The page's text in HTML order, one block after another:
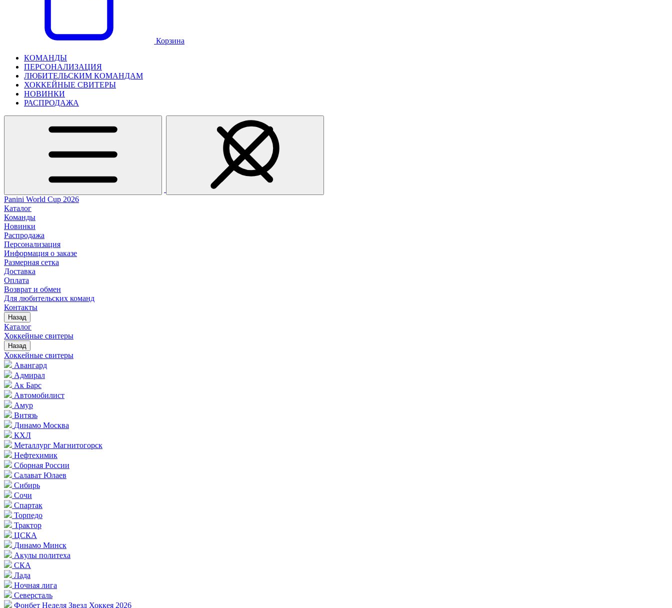
Корзина
КОМАНДЫ
ПЕРСОНАЛИЗАЦИЯ
ЛЮБИТЕЛЬСКИМ КОМАНДАМ
ХОККЕЙНЫЕ СВИТЕРЫ
НОВИНКИ
РАСПРОДАЖА
Panini World Cup 2026
Каталог
Команды
Новинки
Распродажа
Персонализация
Информация о заказе
Размерная сетка
Доставка
Оплата
Возврат и обмен
Для любительских команд
Контакты
Назад
Каталог
Хоккейные свитеры
Назад
Хоккейные свитеры
Авангард
Адмирал
Ак Барс
Автомобилист
Амур
Витязь
Динамо Москва
КХЛ
Металлург Магнитогорск
Нефтехимик
Сборная России
Салават Юлаев
Сибирь
Сочи
Спартак
Торпедо
Трактор
ЦСКА
Динамо Минск
Акулы политеха
СКА
Лада
Ночная лига
Северсталь
Фонбет Неделя Звезд Хоккея 2026